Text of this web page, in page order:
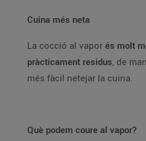
Cuina més neta
La cocció al vapor és molt
pràcticament residus, de
més fàcil netejar la cuina.
Què podem coure al vapor?